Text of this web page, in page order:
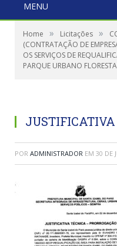
MENU
Home » Licitações »
(CONTRATAÇÃO DE
OS SERVIÇOS DE
PARQUE URBANO
POR ADMINISTRADOR EM 30 DE